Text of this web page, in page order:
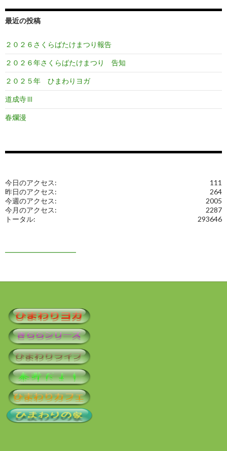
最近の投稿
２０２６さくらばたけまつり報告
２０２６年さくらばたけまつり 告知
２０２５年 ひまわりヨガ
道成寺Ⅲ
春爛漫
111
今日のアクセス:
264
昨日のアクセス:
2005
今週のアクセス:
2287
今月のアクセス:
293646
トータル:
━━━━━━━━━━